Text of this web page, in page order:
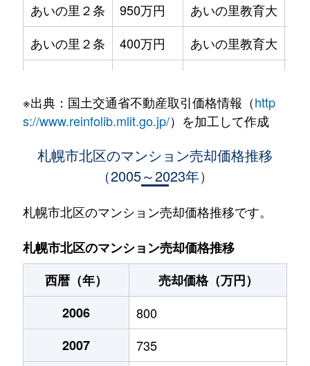
あいの里２条
950万円 あいの里教育大
あいの里２条
400万円 あいの里教育大
あいの里２条
400万円 あいの里教育大
720万円 あいの里教育大
あいの里２条
550万円 あいの里教育大
あいの里２条
200万円 あいの里教育大
あいの里２条
150万円 あいの里教育大
あいの里２条
700万円
あいの里２条
250万円
※出典：国土交通省不動産取引価格情報（http
s://www.reinfolib.mlit.go.jp/）を加工して作成
札幌市北区のマンション売却価格推移
（2005～2023年）
札幌市北区のマンション売却価格推移です。
札幌市北区のマンション売却価格推移
西暦（年）
売却価格（万円）
2006
800
2007
735